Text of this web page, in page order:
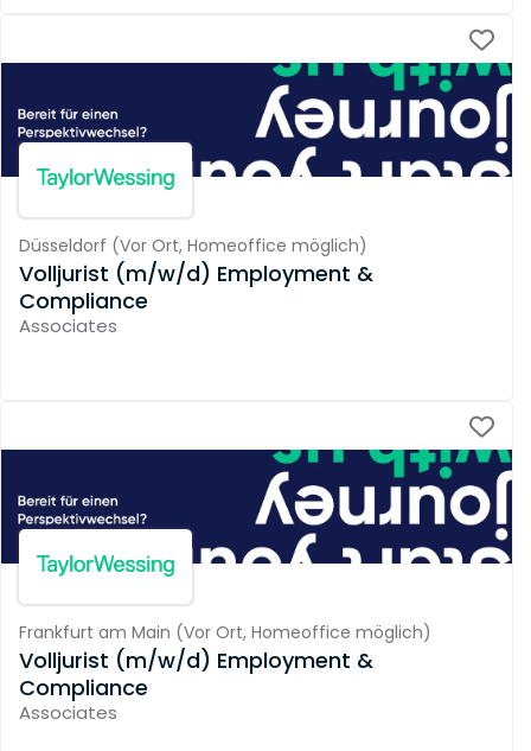
Düsseldorf (Vor Ort, Homeoffice möglich)
Volljurist (m/w/d) Employment &
Compliance
Associates
Frankfurt am Main (Vor Ort, Homeoffice möglich)
Volljurist (m/w/d) Employment &
Compliance
Associates